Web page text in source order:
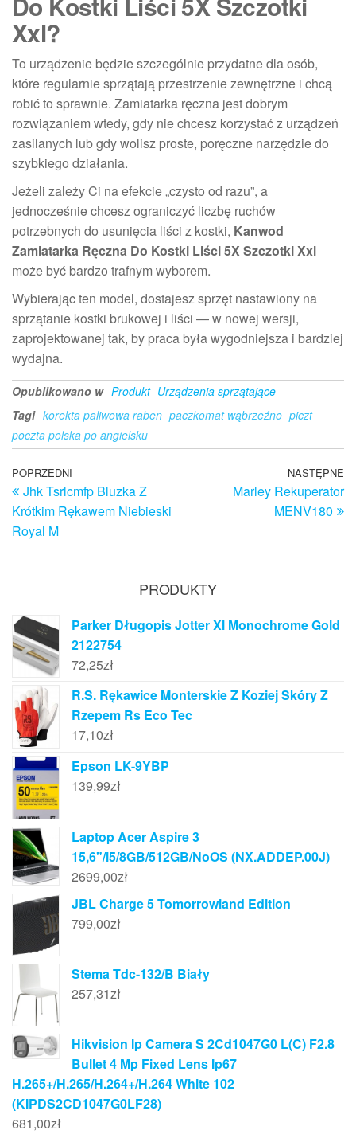
Xxl?
To urządzenie będzie szczególnie przydatne dla osób,
które regularnie sprzątają przestrzenie zewnętrzne i chcą
robić to sprawnie. Zamiatarka ręczna jest dobrym
rozwiązaniem wtedy, gdy nie chcesz korzystać z urządzeń
zasilanych lub gdy wolisz proste, poręczne narzędzie do
szybkiego działania.
Jeżeli zależy Ci na efekcie „czysto od razu”, a
jednocześnie chcesz ograniczyć liczbę ruchów
potrzebnych do usunięcia liści z kostki, Kanwod
Zamiatarka Ręczna Do Kostki Liści 5X Szczotki Xxl
może być bardzo trafnym wyborem.
Wybierając ten model, dostajesz sprzęt nastawiony na
sprzątanie kostki brukowej i liści — w nowej wersji,
zaprojektowanej tak, by praca była wygodniejsza i bardziej
wydajna.
Opublikowano w Produkt Urządzenia sprzątające
Tagi korekta paliwowa raben paczkomat wąbrzeźno piczt
poczta polska po angielsku
Nawigacja
wpisu
Poprzedni
wpis
POPRZEDNI
Jhk Tsrlcmfp Bluzka Z
Krótkim Rękawem Niebieski
Royal M
NASTĘPNE
Marley Rekuperator
MENV180
PRODUKTY
Parker Długopis Jotter Xl Monochrome Gold
2122754
72,25zł
R.S. Rękawice Monterskie Z Koziej Skóry Z
Rzepem Rs Eco Tec
17,10zł
Epson LK-9YBP
139,99zł
Laptop Acer Aspire 3
15,6"/i5/8GB/512GB/NoOS (NX.ADDEP.00J)
2699,00zł
JBL Charge 5 Tomorrowland Edition
799,00zł
Stema Tdc-132/B Biały
257,31zł
Hikvision Ip Camera S 2Cd1047G0 L(C) F2.8
Bullet 4 Mp Fixed Lens Ip67
H.265+/H.265/H.264+/H.264 White 102
(KIPDS2CD1047G0LF28)
681,00zł